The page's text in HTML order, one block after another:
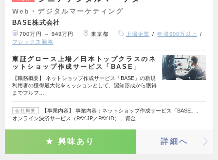
Web・デジタルマーケティング
BASE株式会社
700万円 ～ 949万円 東京都 上場企業
年収600万以上
フレックス勤務
東証グロース上場／日本トップクラスのネ
ットショップ作成サービス「BASE」
【職務概要】 ネットショップ作成サービス「BASE」の新規
利用者の獲得最大化をミッションとして、認知形成から獲得
までフルフ…
会社概要
【事業内容】 事業内容：ネットショップ作成サービス「BASE」、
オンライン決済サービス（PAY.JP／PAY ID）、資金…
興味あり 詳細へ